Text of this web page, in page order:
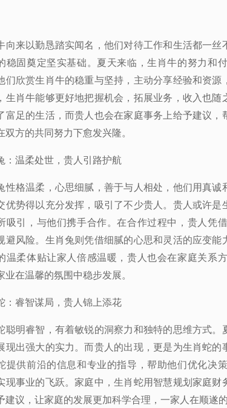
向来以勤恳踏实闻名，他们对待工作和生活都一
稳固奠定坚实基础。夏天来临，生肖牛的努力和
们欣赏生肖牛的稳重与坚持，主动分享经验和资
生肖牛能够更好地把握机会，拓展业务，收入也
富足的生活，而贵人也会在家庭事务上给予建议，
双方的共同努力下愈发兴隆。
：温柔处世，贵人引路护航
性格温柔，心思细腻，善于与人相处，他们用真
优势得以充分发挥，吸引了不少贵人。贵人或许
吸引，与他们携手合作。在合作过程中，贵人凭
避风险。生肖兔则凭借细腻的心思和灵活的应变
温柔体贴让家人倍感温暖，贵人也会在家庭关系
业在温馨的氛围中稳步发展。
：睿智谋局，贵人锦上添花
聪明睿智，有着敏锐的洞察力和独特的思维方式
现出强大的实力。而贵人的出现，更是为生肖蛇
提供前沿的信息和专业的指导，帮助他们优化决
现事业的飞跃。家庭中，生肖蛇用智慧规划家庭
建议，让家庭的发展更加科学合理，一家人在顺遂